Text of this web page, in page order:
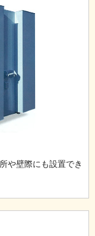
や壁際にも設置でき